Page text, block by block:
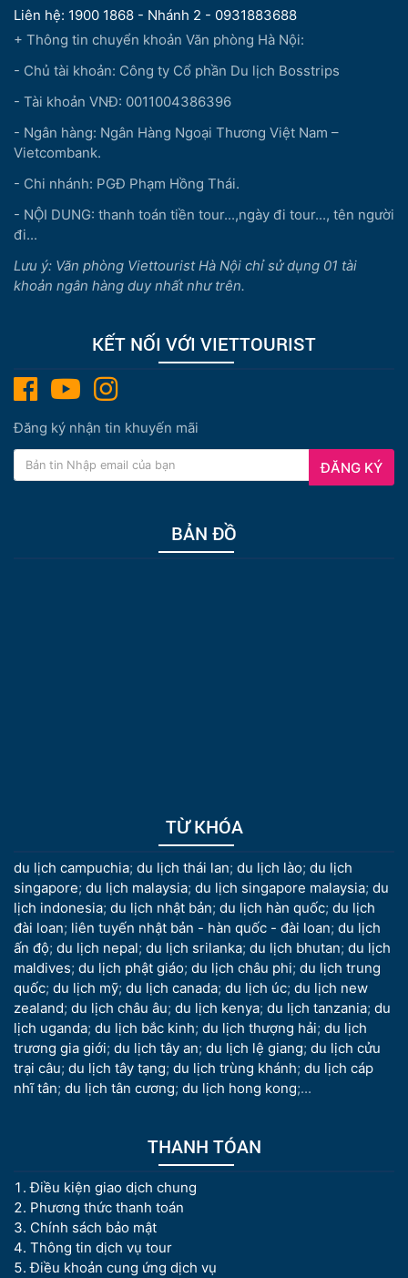
Liên hệ: 1900 1868 - Nhánh 2 - 0931883688
+ Thông tin chuyển khoản Văn phòng Hà Nội:
- Chủ tài khoản: Công ty Cổ phần Du lịch Bosstrips
- Tài khoản VNĐ: 0011004386396
- Ngân hàng: Ngân Hàng Ngoại Thương Việt Nam –
Vietcombank.
- Chi nhánh: PGĐ Phạm Hồng Thái.
- NỘI DUNG: thanh toán tiền tour...,ngày đi tour..., tên người
đi...
Lưu ý: Văn phòng Viettourist Hà Nội chỉ sử dụng 01 tài
khoản ngân hàng duy nhất như trên.
KẾT NỐI VỚI VIETTOURIST
Đăng ký nhận tin khuyến mãi
ĐĂNG KÝ
BẢN ĐỒ
TỪ KHÓA
du lịch campuchia; du lịch thái lan; du lịch lào; du lịch
singapore; du lịch malaysia; du lịch singapore malaysia; du
lịch indonesia; du lịch nhật bản; du lịch hàn quốc; du lịch
đài loan; liên tuyến nhật bản - hàn quốc - đài loan; du lịch
ấn độ; du lịch nepal; du lịch srilanka; du lịch bhutan; du lịch
maldives; du lịch phật giáo; du lịch châu phi; du lịch trung
quốc; du lịch mỹ; du lịch canada; du lịch úc; du lịch new
zealand; du lịch châu âu; du lịch kenya; du lịch tanzania; du
lịch uganda; du lịch bắc kinh; du lịch thượng hải; du lịch
trương gia giới; du lịch tây an; du lịch lệ giang; du lịch cửu
trại câu; du lịch tây tạng; du lịch trùng khánh; du lịch cáp
nhĩ tân; du lịch tân cương; du lịch hong kong;...
THANH TÓAN
Điều kiện giao dịch chung
Phương thức thanh toán
Chính sách bảo mật
Thông tin dịch vụ tour
Điều khoản cung ứng dịch vụ